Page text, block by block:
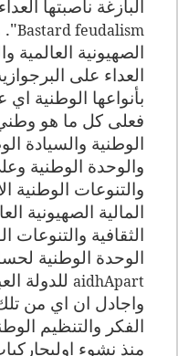
البازغة ناصبتها
Bastard feudalism
".
الصهيونية
العداء على
بأنواعها الوطنية
فعلى كل ما هو وطني
الوطنية والسيادة
والوحدة الوطنية
والتنوعات الوطنية
المالية الصهيونية
الثقافية
الوحدة الوطنية
Apart
h
aid للدولة
واجادل ان اي من
الفكر والتنظيم
منذ نشوء